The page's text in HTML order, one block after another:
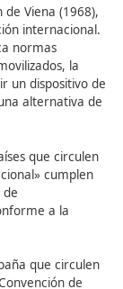
el nuevo
de
la
vigentes, como
de Viena